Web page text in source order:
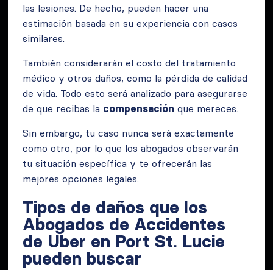
las lesiones. De hecho, pueden hacer una
estimación basada en su experiencia con casos
similares.
También considerarán el costo del tratamiento
médico y otros daños, como la pérdida de calidad
de vida. Todo esto será analizado para asegurarse
de que recibas la compensación que mereces.
Sin embargo, tu caso nunca será exactamente
como otro, por lo que los abogados observarán
tu situación específica y te ofrecerán las
mejores opciones legales.
Tipos de daños que los
Abogados de Accidentes
de Uber en Port St. Lucie
pueden buscar